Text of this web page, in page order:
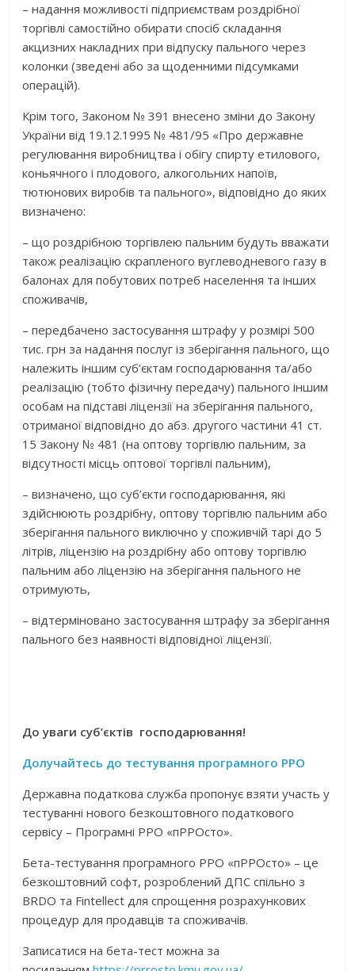
– надання можливості підприємствам роздрібної
торгівлі самостійно обирати спосіб складання
акцизних накладних при відпуску пального через
колонки (зведені або за щоденними підсумками
операцій).
Крім того, Законом № 391 внесено зміни до Закону
України від 19.12.1995 № 481/95 «Про державне
регулювання виробництва і обігу спирту етилового,
коньячного і плодового, алкогольних напоїв,
тютюнових виробів та пального», відповідно до яких
визначено:
– що роздрібною торгівлею пальним будуть вважати
також реалізацію скрапленого вуглеводневого газу в
балонах для побутових потреб населення та інших
споживачів,
– передбачено застосування штрафу у розмірі 500
тис. грн за надання послуг із зберігання пального, що
належить іншим суб’єктам господарювання та/або
реалізацію (тобто фізичну передачу) пального іншим
особам на підставі ліцензії на зберігання пального,
отриманої відповідно до абз. другого частини 41 ст.
15 Закону № 481 (на оптову торгівлю пальним, за
відсутності місць оптової торгівлі пальним),
– визначено, що суб’єкти господарювання, які
здійснюють роздрібну, оптову торгівлю пальним або
зберігання пального виключно у споживчій тарі до 5
літрів, ліцензію на роздрібну або оптову торгівлю
пальним або ліцензію на зберігання пального не
отримують,
– відтерміновано застосування штрафу за зберігання
пального без наявності відповідної ліцензії.
До уваги суб’єктів господарювання!
Долучайтесь до тестування програмного РРО
Державна податкова служба пропонує взяти участь у
тестуванні нового безкоштовного податкового
сервісу – Програмні РРО «пРРОсто».
Бета-тестування програмного РРО «пРРОсто» – це
безкоштовний софт, розроблений ДПС спільно з
BRDO та Fintellect для спрощення розрахункових
процедур для продавців та споживачів.
Записатися на бета-тест можна за